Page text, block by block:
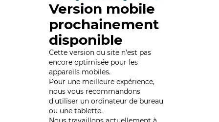
Version mobile
prochainement
disponible
Cette version du site n’est pas
encore optimisée pour les
appareils mobiles.
Pour une meilleure expérience,
nous vous recommandons
d'utiliser un ordinateur de bureau
ou une tablette.